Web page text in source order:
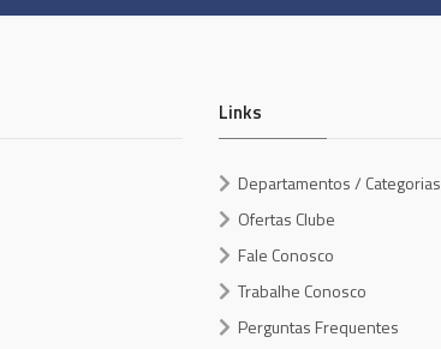
Links
Departamentos / Categorias
Ofertas Clube
Fale Conosco
Trabalhe Conosco
Perguntas Frequentes